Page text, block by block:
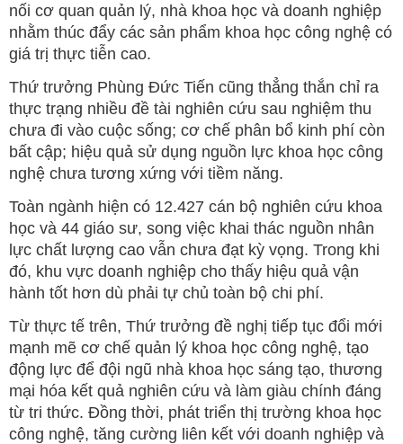
nối cơ quan quản lý, nhà khoa học và doanh nghiệp
nhằm thúc đẩy các sản phẩm khoa học công nghệ có
giá trị thực tiễn cao.
Thứ trưởng Phùng Đức Tiến cũng thẳng thắn chỉ ra
thực trạng nhiều đề tài nghiên cứu sau nghiệm thu
chưa đi vào cuộc sống; cơ chế phân bổ kinh phí còn
bất cập; hiệu quả sử dụng nguồn lực khoa học công
nghệ chưa tương xứng với tiềm năng.
Toàn ngành hiện có 12.427 cán bộ nghiên cứu khoa
học và 44 giáo sư, song việc khai thác nguồn nhân
lực chất lượng cao vẫn chưa đạt kỳ vọng. Trong khi
đó, khu vực doanh nghiệp cho thấy hiệu quả vận
hành tốt hơn dù phải tự chủ toàn bộ chi phí.
Từ thực tế trên, Thứ trưởng đề nghị tiếp tục đổi mới
mạnh mẽ cơ chế quản lý khoa học công nghệ, tạo
động lực để đội ngũ nhà khoa học sáng tạo, thương
mại hóa kết quả nghiên cứu và làm giàu chính đáng
từ tri thức. Đồng thời, phát triển thị trường khoa học
công nghệ, tăng cường liên kết với doanh nghiệp và